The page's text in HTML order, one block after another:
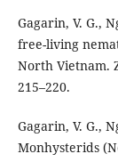
Gagarin, V. G.,
free-living
North Vietnam.
215–220.
Gagarin, V. G.,
Monhysterids